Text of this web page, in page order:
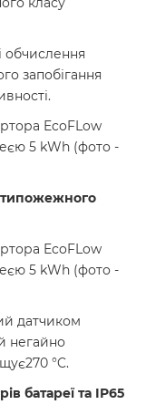
обчислення
запобігання
датчиком
негайно
°C.
батареї та IP65